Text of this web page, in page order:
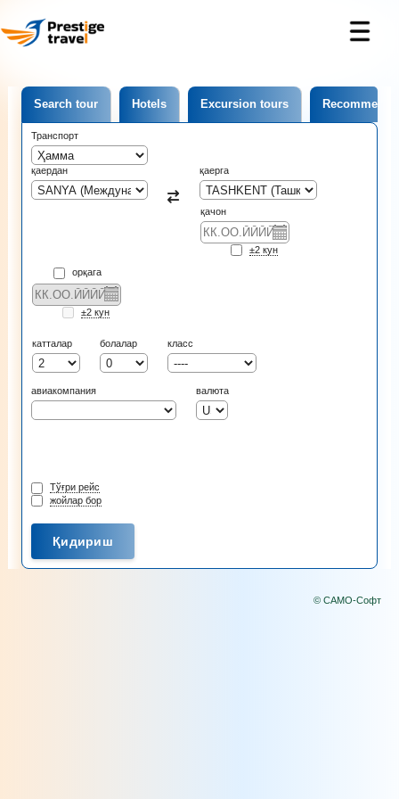
Search tour Hotels Excursion tours
Транспорт
қаердан қаерга
қачон
±2 кун
орқага
±2 кун
катталар болалар класс
авиакомпания валюта
Тўғри рейс
жойлар бор
© САМО-Софт